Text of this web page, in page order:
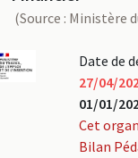
(Source : Ministère
Date de
27/04/
01/01/
Cet
Bilan